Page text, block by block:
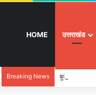
HOME उत्तराखंड
Breaking News बुजुर्ग-